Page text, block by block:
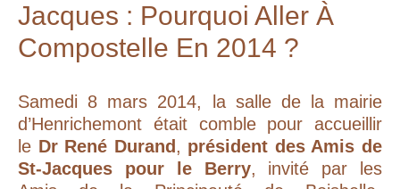
Jacques : Pourquoi Aller À
Compostelle En 2014 ?
Samedi 8 mars 2014, la salle de la mairie
d’Henrichemont était comble pour accueillir
le Dr René Durand , président des Amis de
St-Jacques pour le Berry, invité par les